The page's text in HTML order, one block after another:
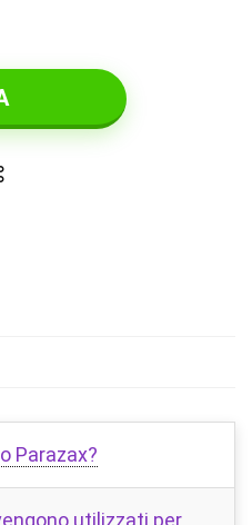
Parazax?
utilizzati per